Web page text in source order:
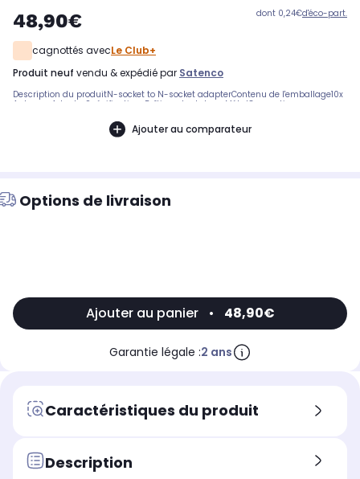
48,90€ dont 0,24€d'éco-part.
cagnottés avecLe Club+
produit neuf vendu & expédié par Satenco
Description du produitN-socket to N-socket adapterContenu de l'emballage10x
Antenna AdapterSpécificationsBoîtier adaptateur: MétalConception
ArgentImpédance: 75 OhmPlacage du connecteur: Plaqué nickelQuantité de
contenu: 10 piècesType d'adaptateur: AdaptateurType d'emballage: Sac en
Ajouter au comparateur
Options de livraison
Ajouter au panier • 48,90€
Garantie légale :2 ans
Caractéristiques du produit
Description